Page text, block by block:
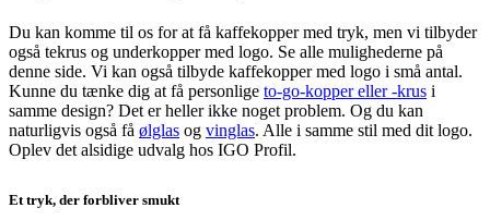
Du kan komme til os for at få kaffekopper med tryk, men vi tilbyder
også tekrus og underkopper med logo. Se alle mulighederne på
denne side. Vi kan også tilbyde kaffekopper med logo i små antal.
Kunne du tænke dig at få personlige to-go-kopper eller -krus i
samme design? Det er heller ikke noget problem. Og du kan
naturligvis også få ølglas og vinglas. Alle i samme stil med dit logo.
Oplev det alsidige udvalg hos IGO Profil.
Et tryk, der forbliver smukt